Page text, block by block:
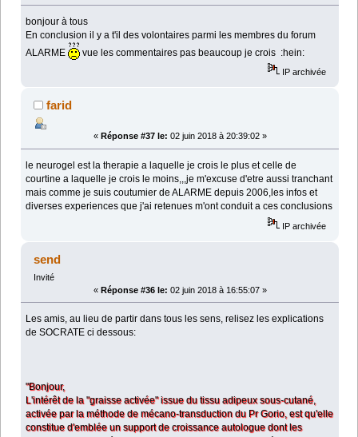
bonjour à tous
En conclusion il y a t'il des volontaires parmi les membres du forum
ALARME
vue les commentaires pas beaucoup je crois :hein:
IP archivée
farid
« Réponse #37 le: 02 juin 2018 à 20:39:02 »
le neurogel est la therapie a laquelle je crois le plus et celle de
courtine a laquelle je crois le moins,,,je m'excuse d'etre aussi tranchant
mais comme je suis coutumier de ALARME depuis 2006,les infos et
diverses experiences que j'ai retenues m'ont conduit a ces conclusions
IP archivée
send
Invité
« Réponse #36 le: 02 juin 2018 à 16:55:07 »
Les amis, au lieu de partir dans tous les sens, relisez les explications
de SOCRATE ci dessous:
"Bonjour,
L'intérêt de la "graisse activée" issue du tissu adipeux sous-cutané,
activée par la méthode de mécano-transduction du Pr Gorio, est qu'elle
constitue d'emblée un support de croissance autologue dont les